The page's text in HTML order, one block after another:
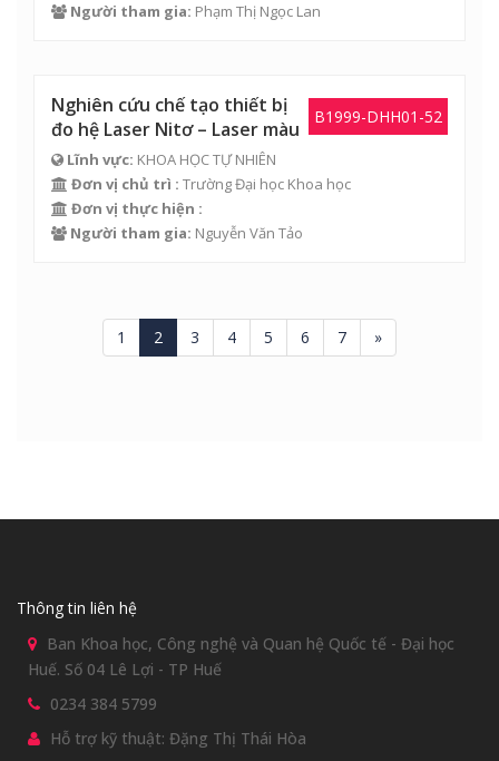
Người tham gia: Phạm Thị Ngọc Lan
B1999-DHH01-52
Nghiên cứu chế tạo thiết bị
đo hệ Laser Nitơ – Laser màu
Lĩnh vực: KHOA HỌC TỰ NHIÊN
Đơn vị chủ trì : Trường Đại học Khoa học
Đơn vị thực hiện :
Người tham gia: Nguyễn Văn Tảo
1 2 3 4 5 6 7 »
Thông tin liên hệ
Ban Khoa học, Công nghệ và Quan hệ Quốc tế - Đại học
Huế. Số 04 Lê Lợi - TP Huế
0234 384 5799
Hỗ trợ kỹ thuật: Đặng Thị Thái Hòa